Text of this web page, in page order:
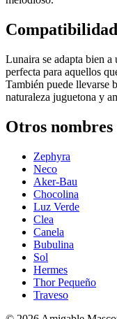
Lunaira se adapta bien
perfecta para aquellos
También puede llevarse
naturaleza juguetona y
Otros nombres
Zephyra
Neco
Aker-Bau
Chocolina
Luz Verde
Clea
Canela
Bubulina
Sol
Hermes
Thor Pequeño
Traveso